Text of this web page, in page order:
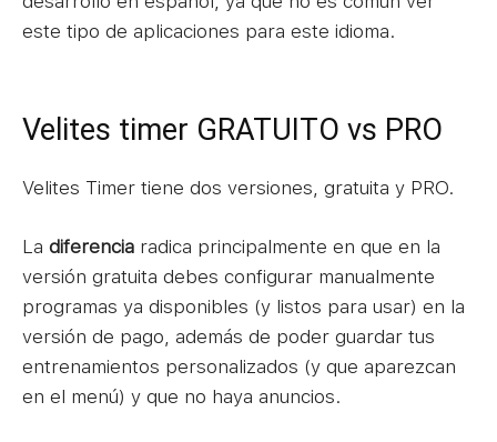
este tipo de aplicaciones para este idioma.
Velites timer GRATUITO vs PRO
Velites Timer tiene dos versiones, gratuita y PRO.
La diferencia radica principalmente en que en la
versión gratuita debes configurar manualmente
programas ya disponibles (y listos para usar) en la
versión de pago, además de poder guardar tus
entrenamientos personalizados (y que aparezcan
en el menú) y que no haya anuncios.